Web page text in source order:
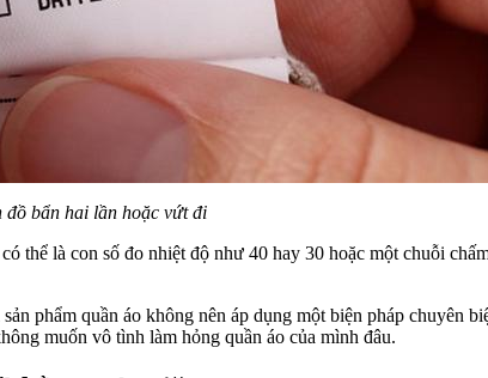
đồ bẩn hai lần hoặc vứt đi
thể là con số đo nhiệt độ như 40 hay 30 hoặc một chuỗi
phẩm quần áo không nên áp dụng một biện pháp chuyên
muốn vô tình làm hỏng quần áo của mình đâu.